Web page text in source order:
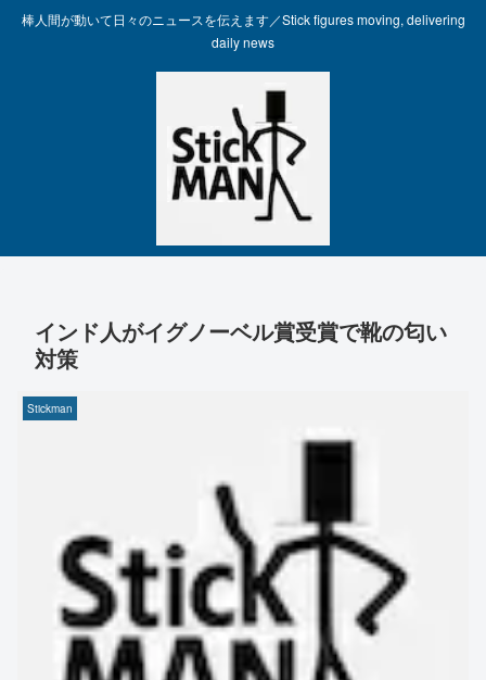
棒人間が動いて日々のニュースを伝えます／Stick figures moving, delivering
daily news
インド人がイグノーベル賞受賞で靴の匂い
対策
Stickman